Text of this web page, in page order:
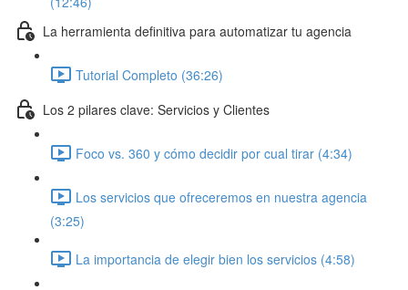
La herramienta definitiva para automatizar tu agencia
Tutorial Completo (36:26)
Los 2 pilares clave: Servicios y Clientes
Foco vs. 360 y cómo decidir por cual tirar (4:34)
Los servicios que ofreceremos en nuestra agencia
(3:25)
La importancia de elegir bien los servicios (4:58)